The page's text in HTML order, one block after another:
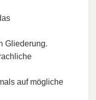
Gliederung.
auf mögliche